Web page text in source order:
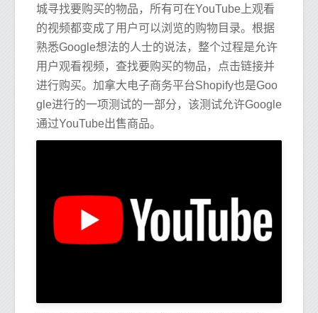
城寻找要购买的物品，所有可在YouTube上观看
的视频都变成了用户可以浏览的购物目录。根据
熟悉Google想法的人士的说法，整个过程是允许
用户观看视频，查找要购买的物品，点击链接并
进行购买。加拿大电子商务平台Shopify也是Goo
gle进行的一项测试的一部分，该测试允许Google
通过YouTube出售商品。